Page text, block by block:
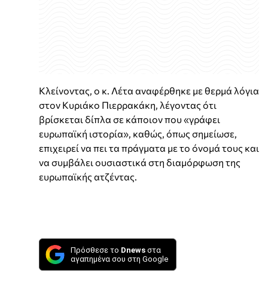
Κλείνοντας, ο κ. Λέτα αναφέρθηκε με θερμά λόγια
στον Κυριάκο Πιερρακάκη, λέγοντας ότι
βρίσκεται δίπλα σε κάποιον που «γράφει
ευρωπαϊκή ιστορία», καθώς, όπως σημείωσε,
επιχειρεί να πει τα πράγματα με το όνομά τους και
να συμβάλει ουσιαστικά στη διαμόρφωση της
ευρωπαϊκής ατζέντας.
Πρόσθεσε το Dnews στα
αγαπημένα σου στη Google